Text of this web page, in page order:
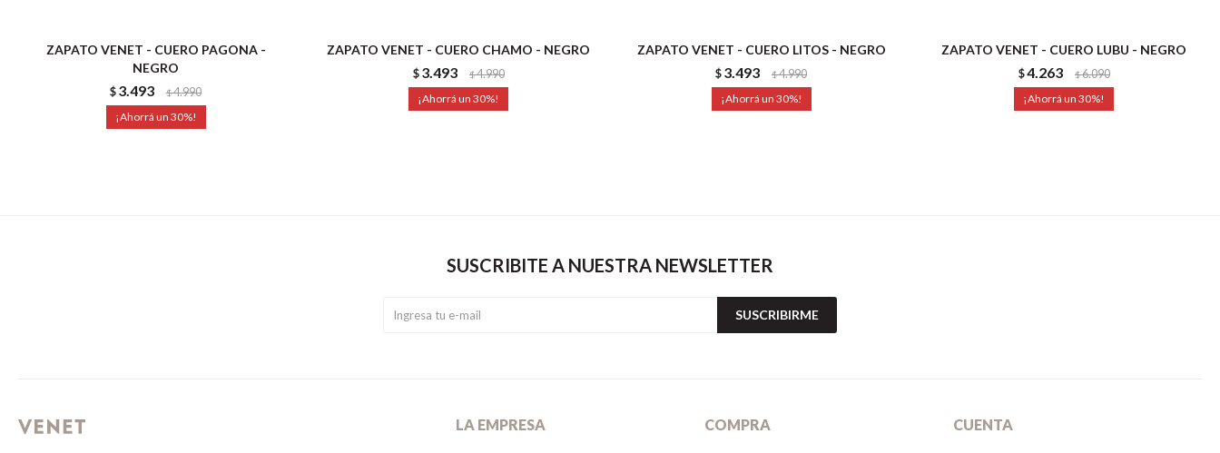
ZAPATO VENET - CUERO PAGONA -
NEGRO
$3.493 $4.990
30
ZAPATO VENET - CUERO CHAMO - NEGRO
$ 3.493 $4.990
30
ZAPATO VENET - CUERO LITOS - NEGRO
$3.493 $4.990
30
ZAPATO VENET - CUERO LUBU - NEGRO
$4.263 $6.090
30
LA EMPRESA COMPRA CUENTA
SUSCRIBITE A NUESTRA NEWSLETTER
SUSCRIBIRME